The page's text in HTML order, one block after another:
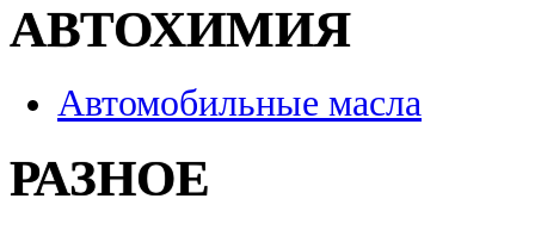
АВТОХИМИЯ
Автомобильные масла
РАЗНОЕ